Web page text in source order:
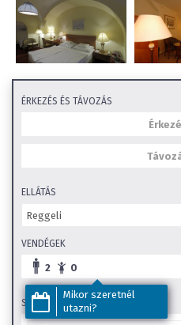
ÉRKEZÉS ÉS TÁVOZÁS
Mikor szeretnél
utazni?
ELLÁTÁS
VENDÉGEK
2 0
SZOBA TÍPUS